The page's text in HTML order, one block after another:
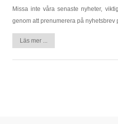
Missa inte våra senaste nyheter,
genom att prenumerera på nyhetsbrev
Läs mer ...